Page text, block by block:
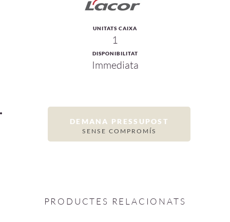
UNITATS CAIXA
1
DISPONIBILITAT
Immediata
DEMANA PRESSUPOST
SENSE COMPROMÍS
PRODUCTES RELACIONATS